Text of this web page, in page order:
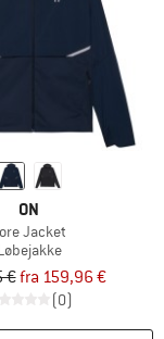
ON
Jacket
€fra 159,96 €
(0)